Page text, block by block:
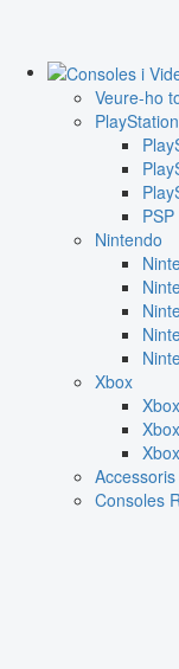
Veure-ho
PlayStation
Nintendo
Xbox
Consoles